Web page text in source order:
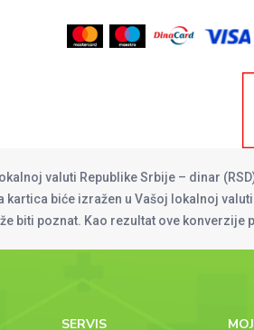
valuti Republike Srbije – dinar
kartica biće izražen u Vašoj lokalnoj
biti poznat. Kao rezultat ove konverzije
SERVIS